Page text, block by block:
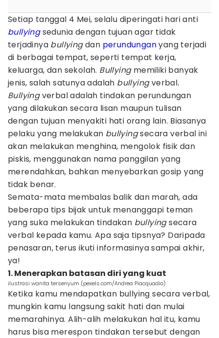
Setiap tanggal 4 Mei, selalu diperingati hari anti
bullyingsedunia dengan tujuan agar tidak
terjadinya bullyingdan perundunganyang terjadi
di berbagai tempat, seperti tempat kerja,
keluarga, dan sekolah. Bullyingmemiliki banyak
jenis, salah satunya adalah bullyingverbal.
Bullyingverbal adalah tindakan perundungan
yang dilakukan secara lisan maupun tulisan
dengan tujuan menyakiti hati orang lain. Biasanya
pelaku yang melakukan bullyingsecara verbal ini
akan melakukan menghina, mengolok fisik dan
piskis, menggunakan nama panggilan yang
merendahkan, bahkan menyebarkan gosip yang
tidak benar.
Semata-mata membalas balik dan marah, ada
beberapa tips bijak untuk menanggapi teman
yang suka melakukan tindakan bullyingsecara
verbal kepada kamu. Apa saja tipsnya? Daripada
penasaran, terus ikuti informasinya sampai akhir,
ya!
1. Menerapkan batasan diri yang kuat
ilustrasi wanita tersenyum (pexels.com/Andrea Piacquadio)
Ketika kamu mendapatkan bullying secara verbal,
mungkin kamu langsung sakit hati dan mulai
memarahinya. Alih-alih melakukan hal itu, kamu
harus bisa merespon tindakan tersebut dengan